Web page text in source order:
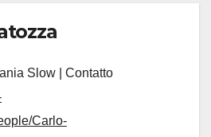
Slow | Contatto
Carlo-